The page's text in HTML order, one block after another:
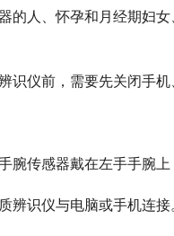
的人、怀孕和月经期妇
识仪前，需要先关闭手机
腕传感器戴在左手手腕
辨识仪与电脑或手机连接